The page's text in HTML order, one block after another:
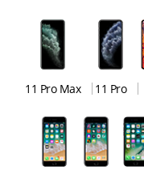
11 Pro Max 11 Pro